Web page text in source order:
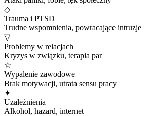
◇
Trauma i PTSD
Trudne wspomnienia, powracające intruzje
▽
Problemy w relacjach
Kryzys w związku, terapia par
☆
Wypalenie zawodowe
Brak motywacji, utrata sensu pracy
✦
Uzależnienia
Alkohol, hazard, internet